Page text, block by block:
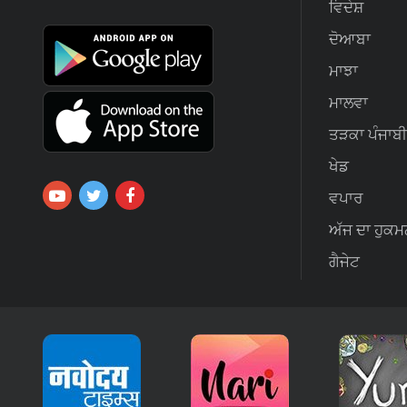
ਵਿਦੇਸ਼
ਦੋਆਬਾ
ਮਾਝਾ
ਮਾਲਵਾ
ਤੜਕਾ ਪੰਜਾਬੀ
ਖੇਡ
ਵਪਾਰ
ਅੱਜ ਦਾ
ਗੈਜੇਟ